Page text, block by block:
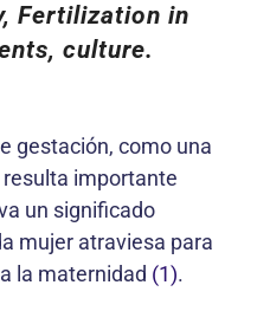
Fertilization in
culture.
gestación, como una
importante
un significado
mujer atraviesa para
la maternidad (1).